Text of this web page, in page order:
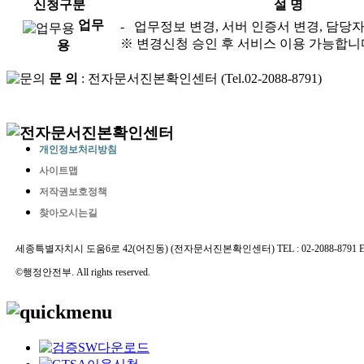
신청구분
설 명
업무
용
- 업무정보 변경, 서버 인증서 변경, 담당
※ 변경신청 승인 후 서비스 이용 가능합니
문 의 : 전자문서진본확인센터 (Tel.02-2088-8791)
개인정보처리방침
사이트맵
저작권보호정책
찾아오시는길
세종특별자치시 도움6로 42(어진동) (전자문서진본확인센터) TEL : 02-2088-8791
©행정안전부. All rights reserved.